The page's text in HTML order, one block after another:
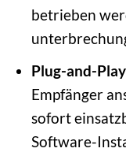
betrieben
Plug-and-
Empfänger
sofort
Software-